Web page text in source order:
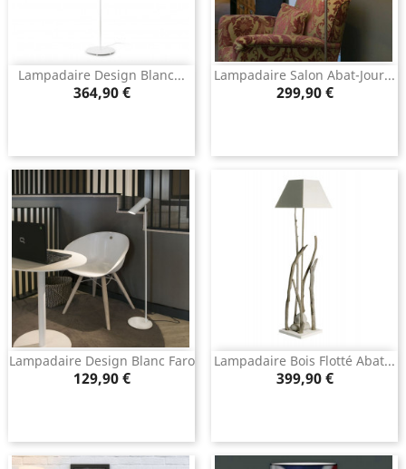
Lampadaire Design Blanc...
Prix
364,90 €
Lampadaire Salon Abat-Jour...
Prix
299,90 €
Lampadaire Design Blanc Faro
Prix
129,90 €
Lampadaire Bois Flotté Abat...
Prix
399,90 €